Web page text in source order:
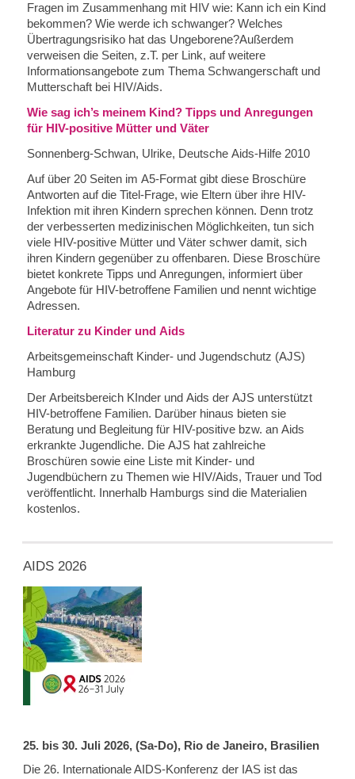
Fragen im Zusammenhang mit HIV wie: Kann ich ein Kind
bekommen? Wie werde ich schwanger? Welches
Übertragungsrisiko hat das Ungeborene?Außerdem
verweisen die Seiten, z.T. per Link, auf weitere
Informationsangebote zum Thema Schwangerschaft und
Mutterschaft bei HIV/Aids.
Wie sag ich’s meinem Kind? Tipps und Anregungen
für HIV-positive Mütter und Väter
Sonnenberg-Schwan, Ulrike, Deutsche Aids-Hilfe 2010
Auf über 20 Seiten im A5-Format gibt diese Broschüre
Antworten auf die Titel-Frage, wie Eltern über ihre HIV-
Infektion mit ihren Kindern sprechen können. Denn trotz
der verbesserten medizinischen Möglichkeiten, tun sich
viele HIV-positive Mütter und Väter schwer damit, sich
ihren Kindern gegenüber zu offenbaren. Diese Broschüre
bietet konkrete Tipps und Anregungen, informiert über
Angebote für HIV-betroffene Familien und nennt wichtige
Adressen.
Literatur zu Kinder und Aids
Arbeitsgemeinschaft Kinder- und Jugendschutz (AJS)
Hamburg
Der Arbeitsbereich KInder und Aids der AJS unterstützt
HIV-betroffene Familien. Darüber hinaus bieten sie
Beratung und Begleitung für HIV-positive bzw. an Aids
erkrankte Jugendliche. Die AJS hat zahlreiche
Broschüren sowie eine Liste mit Kinder- und
Jugendbüchern zu Themen wie HIV/Aids, Trauer und Tod
veröffentlicht. Innerhalb Hamburgs sind die Materialien
kostenlos.
AIDS 2026
25. bis 30. Juli 2026, (Sa-Do), Rio de Janeiro, Brasilien
Die 26. Internationale AIDS-Konferenz der IAS ist das